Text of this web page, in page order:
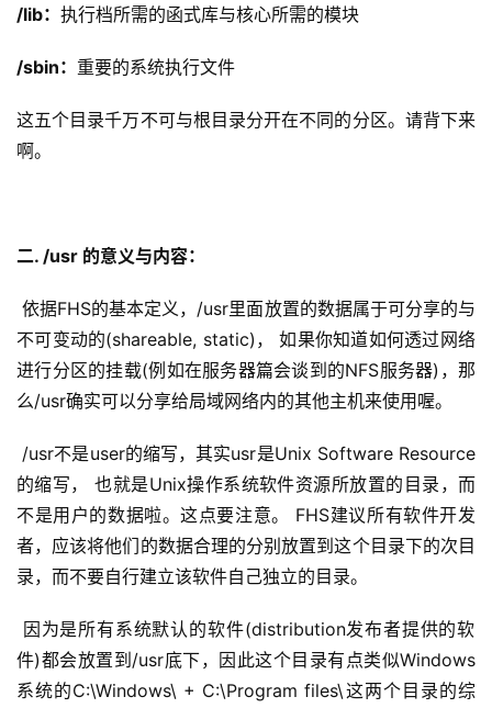
/lib： 执行档所需的函式库与核心所需的模块
/sbin： 重要的系统执行文件
这五个目录千万不可与根目录分开在不同的分区。请背下来
啊。
二. /usr 的意义与内容：
依据FHS的基本定义，/usr里面放置的数据属于可分享的与
不可变动的(shareable, static)， 如果你知道如何透过网络
进行分区的挂载(例如在服务器篇会谈到的NFS服务器)，那
么/usr确实可以分享给局域网络内的其他主机来使用喔。
的缩写， 也就是Unix操作系统软件资源所放置的目录，而
不是用户的数据啦。这点要注意。 FHS建议所有软件开发
者，应该将他们的数据合理的分别放置到这个目录下的次目
录，而不要自行建立该软件自己独立的目录。
件)都会放置到/usr底下，因此这个目录有点类似Windows
系统的C:\Windows\ + C:\Program files\这两个目录的综